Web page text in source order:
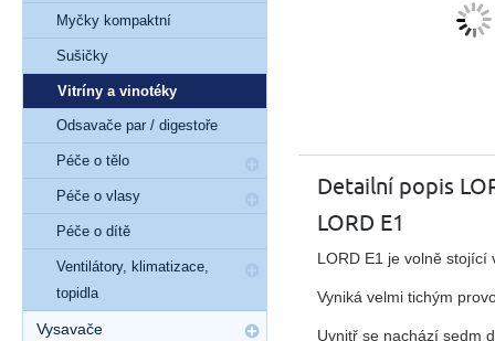
Detailní popis
LORD E1
LORD E1 je volně
Vyniká velmi tichým
Uvnitř se nachází sedm
Myčky kompaktní
Sušičky
Vitríny a vinotéky
Odsavače par / digestoře
Péče o tělo
Péče o vlasy
Péče o dítě
Ventilátory, klimatizace,
topidla
Vysavače